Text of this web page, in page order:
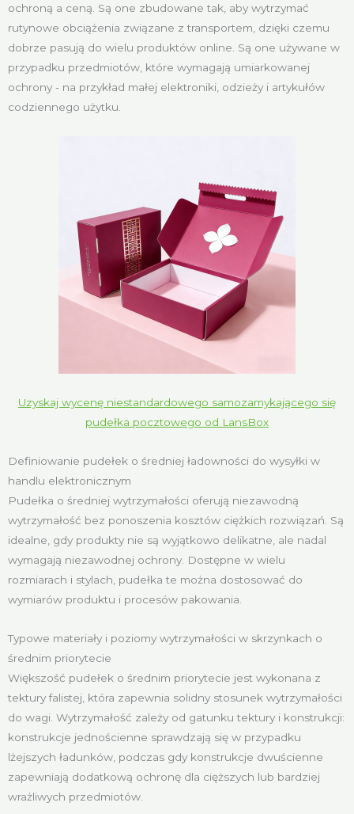
ochroną a ceną. Są one zbudowane tak, aby wytrzymać
rutynowe obciążenia związane z transportem, dzięki czemu
dobrze pasują do wielu produktów online. Są one używane w
przypadku przedmiotów, które wymagają umiarkowanej
ochrony - na przykład małej elektroniki, odzieży i artykułów
codziennego użytku.
Uzyskaj wycenę niestandardowego samozamykającego się
pudełka pocztowego od LansBox
Definiowanie pudełek o średniej ładowności do wysyłki w
handlu elektronicznym
Pudełka o średniej wytrzymałości oferują niezawodną
wytrzymałość bez ponoszenia kosztów ciężkich rozwiązań. Są
idealne, gdy produkty nie są wyjątkowo delikatne, ale nadal
wymagają niezawodnej ochrony. Dostępne w wielu
rozmiarach i stylach, pudełka te można dostosować do
wymiarów produktu i procesów pakowania.
Typowe materiały i poziomy wytrzymałości w skrzynkach o
średnim priorytecie
Większość pudełek o średnim priorytecie jest wykonana z
tektury falistej, która zapewnia solidny stosunek wytrzymałości
do wagi. Wytrzymałość zależy od gatunku tektury i konstrukcji:
konstrukcje jednościenne sprawdzają się w przypadku
lżejszych ładunków, podczas gdy konstrukcje dwuścienne
zapewniają dodatkową ochronę dla cięższych lub bardziej
wrażliwych przedmiotów.